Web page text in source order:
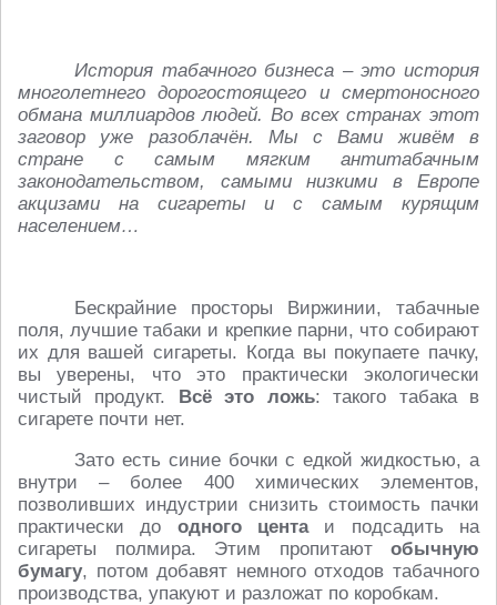
История табачного бизнеса – это история
многолетнего дорогостоящего и смертоносного
обмана миллиардов людей. Во всех странах этот
заговор уже разоблачён. Мы с Вами живём в
стране с самым мягким антитабачным
законодательством, самыми низкими в Европе
акцизами на сигареты и с самым курящим
населением…
Бескрайние просторы Виржинии, табачные
поля, лучшие табаки и крепкие парни, что собирают
их для вашей сигареты. Когда вы покупаете пачку,
вы уверены, что это практически экологически
чистый продукт. Всё это ложь: такого табака в
сигарете почти нет.
Зато есть синие бочки с едкой жидкостью, а
внутри – более 400 химических элементов,
позволивших индустрии снизить стоимость пачки
практически до одного центаи подсадить на
сигареты полмира. Этим пропитают обычную
бумагу, потом добавят немного отходов табачного
производства, упакуют и разложат по коробкам.